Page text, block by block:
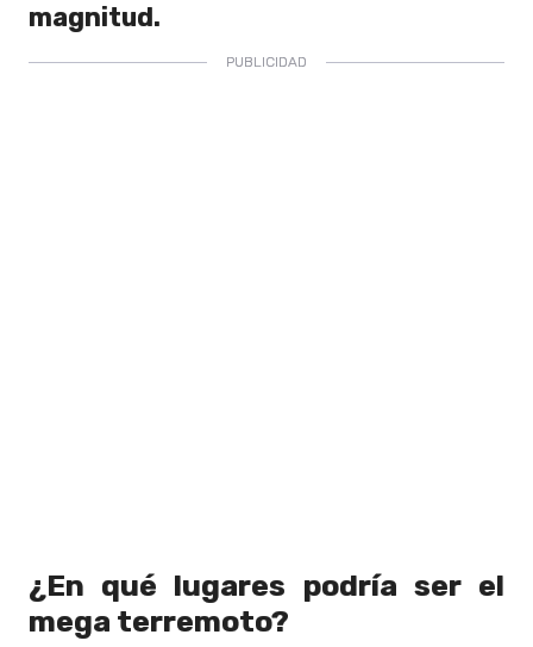
magnitud.
¿En qué lugares podría ser el
mega terremoto?